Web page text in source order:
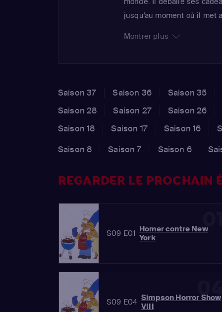
jusqu'au moment où il met
dissimule son forfait et
Montrer plus
Saison 37 Saison 36
Saison 35
Saison 28
Saison 27
Saison 26
Saison 18
Saison 17 Saison 16
Saison 8
Saison 7 Saison 6
REGARDER LE PROCHAIN
S09 E01 Homer contre New
York
S09 E04 Simpson Horror Show
VIII